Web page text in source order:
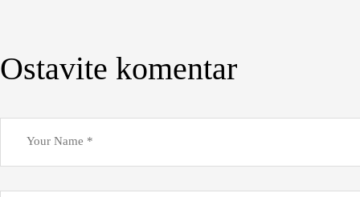
Ostavite komentar